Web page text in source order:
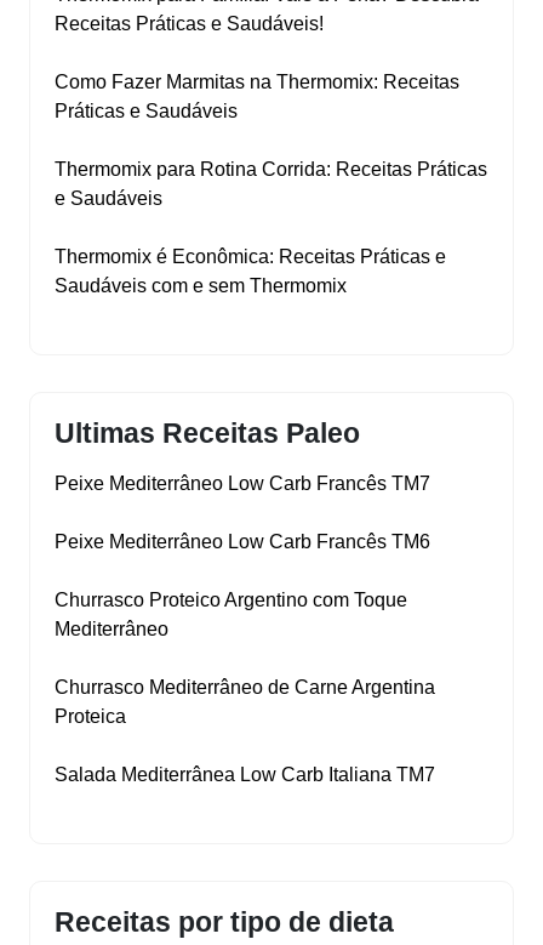
Receitas Práticas e Saudáveis!
Como Fazer Marmitas na Thermomix: Receitas
Práticas e Saudáveis
Thermomix para Rotina Corrida: Receitas Práticas
e Saudáveis
Thermomix é Econômica: Receitas Práticas e
Saudáveis com e sem Thermomix
Ultimas Receitas Paleo
Peixe Mediterrâneo Low Carb Francês TM7
Peixe Mediterrâneo Low Carb Francês TM6
Churrasco Proteico Argentino com Toque
Mediterrâneo
Churrasco Mediterrâneo de Carne Argentina
Proteica
Salada Mediterrânea Low Carb Italiana TM7
Receitas por tipo de dieta